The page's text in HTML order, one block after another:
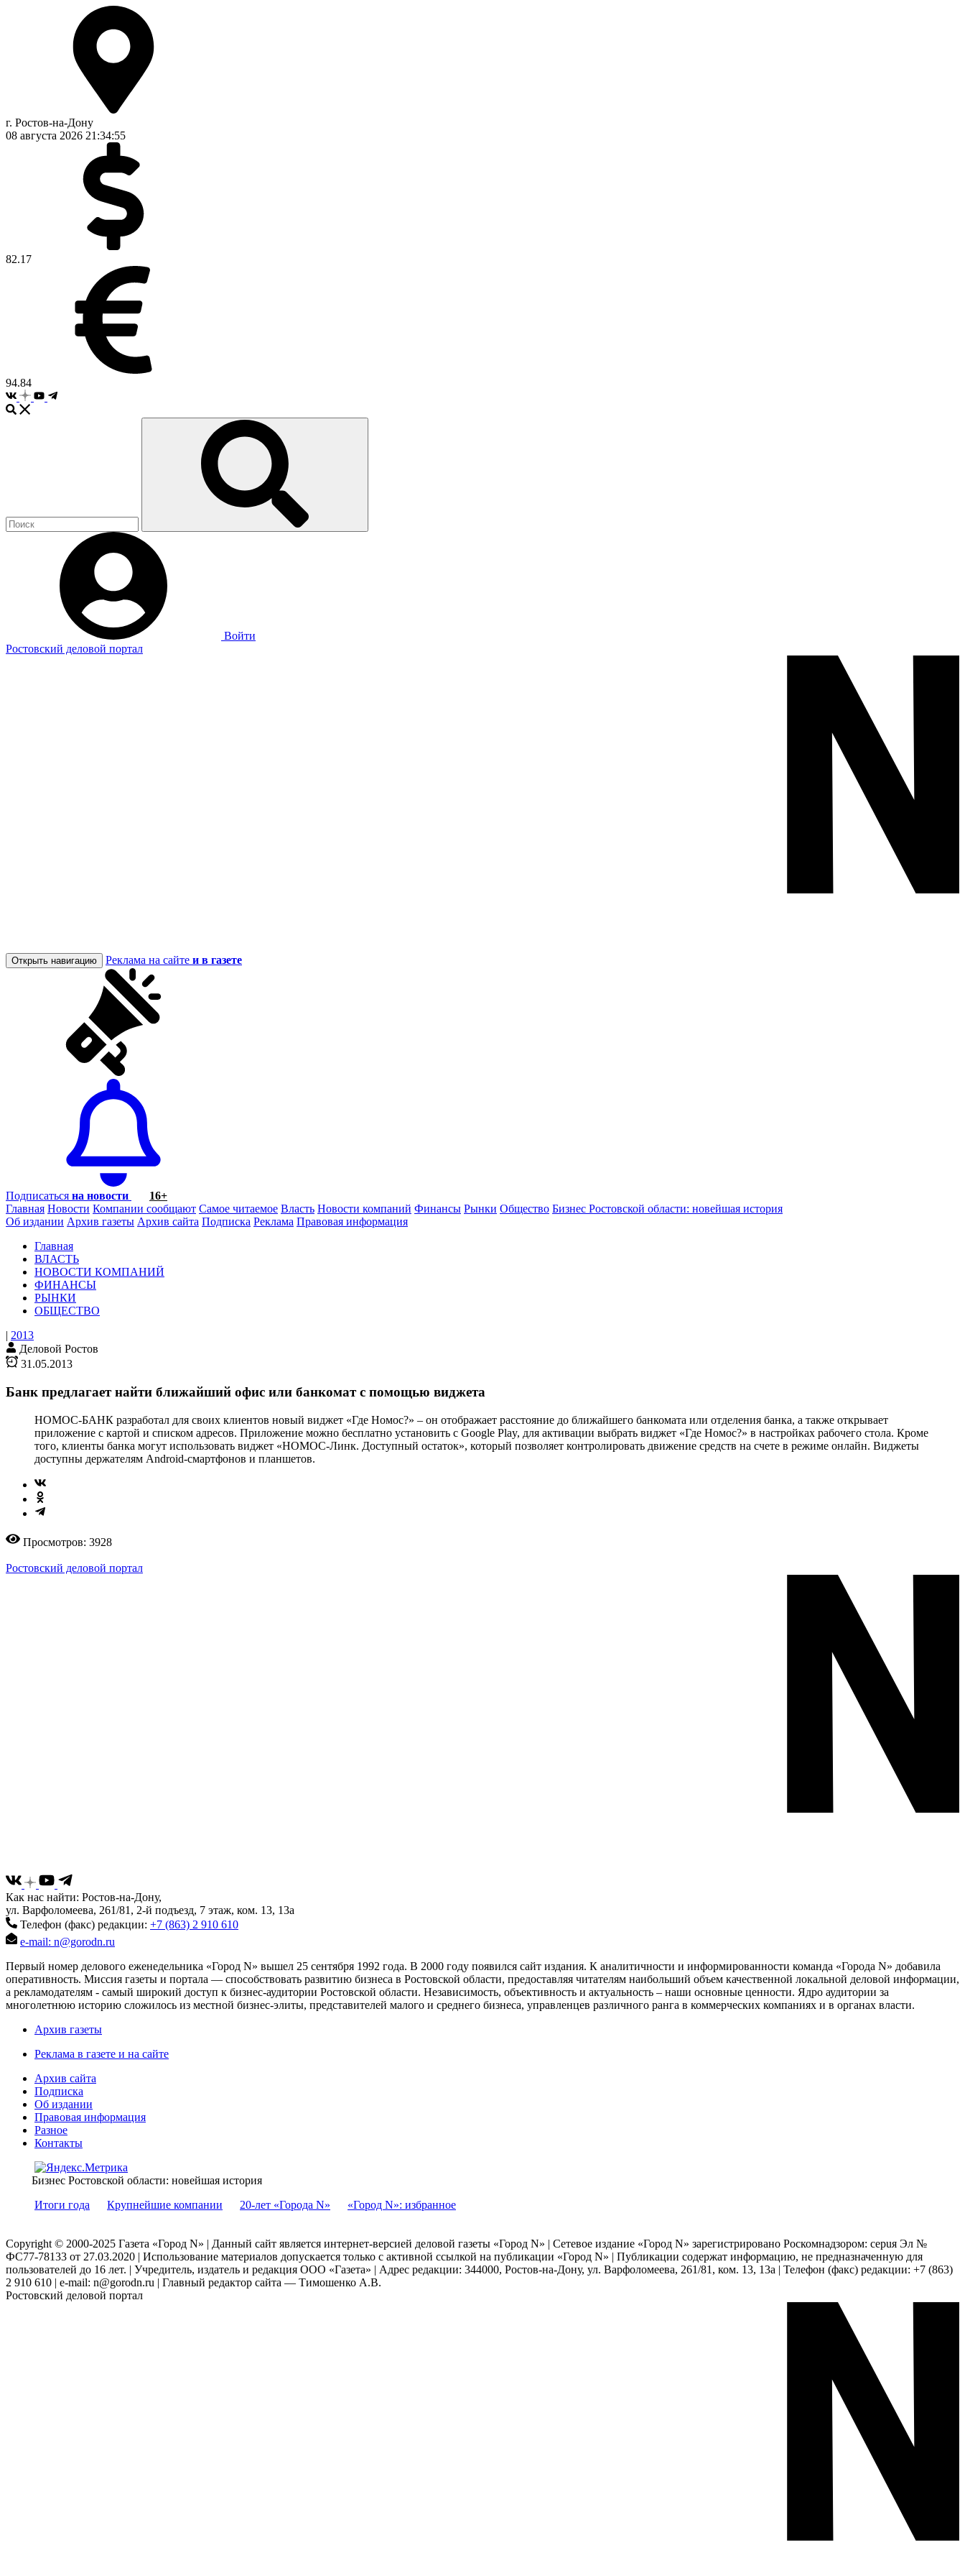
г. Ростов-на-Дону
08 августа 2026 21:34:55
82.17
94.84
Войти
Ростовский деловой портал
Открыть навигацию Реклама на сайте и в газете
Подписаться на новости
16+
Главная Новости Компании сообщают Самое читаемое Власть Новости компаний Финансы Рынки Общество Бизнес Ростовской области: новейшая история
Об издании Архив газеты Архив сайта Подписка Реклама Правовая информация
Главная
ВЛАСТЬ
НОВОСТИ КОМПАНИЙ
ФИНАНСЫ
РЫНКИ
ОБЩЕСТВО
| 2013
Деловой Ростов
31.05.2013
Банк предлагает найти ближайший офис или банкомат с помощью виджета
НОМОС-БАНК разработал для своих клиентов новый виджет «Где Номос?» – он отображает расстояние до ближайшего банкомата или отделения банка, а также открывает
приложение с картой и списком адресов. Приложение можно бесплатно установить с Google Play, для активации выбрать виджет «Где Номос?» в настройках рабочего стола. Кроме
того, клиенты банка могут использовать виджет «НОМОС-Линк. Доступный остаток», который позволяет контролировать движение средств на счете в режиме онлайн. Виджеты
доступны держателям Android-смартфонов и планшетов.
Просмотров: 3928
Ростовский деловой портал
Как нас найти: Ростов-на-Дону,
ул. Варфоломеева, 261/81, 2-й подъезд, 7 этаж, ком. 13, 13а
Телефон (факс) редакции: +7 (863) 2 910 610
e-mail: n@gorodn.ru
Первый номер делового еженедельника «Город N» вышел 25 сентября 1992 года. В 2000 году появился сайт издания. К аналитичности и информированности команда «Города N» добавила
оперативность. Миссия газеты и портала — способствовать развитию бизнеса в Ростовской области, предоставляя читателям наибольший объем качественной локальной деловой информации,
а рекламодателям - самый широкий доступ к бизнес-аудитории Ростовской области. Независимость, объективность и актуальность – наши основные ценности. Ядро аудитории за
многолетнюю историю сложилось из местной бизнес-элиты, представителей малого и среднего бизнеса, управленцев различного ранга в коммерческих компаниях и в органах власти.
Архив газеты
Реклама в газете и на сайте
Архив сайта
Подписка
Об издании
Правовая информация
Разное
Контакты
Бизнес Ростовской области: новейшая история
Итоги года
Крупнейшие компании 20-лет «Города N» «Город N»: избранное
Copyright © 2000-2025 Газета «Город N» | Данный сайт является интернет-версией деловой газеты «Город N» | Сетевое издание «Город N» зарегистрировано Роскомнадзором: серuя Эл №
ФС77-78133 от 27.03.2020 | Использование материалов допускается только с активной ссылкой на публикации «Город N» | Публикации содержат информацию, не предназначенную для
пользователей до 16 лет. | Учредитель, издатель и редакция ООО «Газета» | Адрес редакции: 344000, Ростов-на-Дону, ул. Варфоломеева, 261/81, ком. 13, 13а | Телефон (факс) редакции: +7 (863)
2 910 610 | e-mail: n@gorodn.ru | Главный редактор сайта — Тимошенко А.В.
Ростовский деловой портал